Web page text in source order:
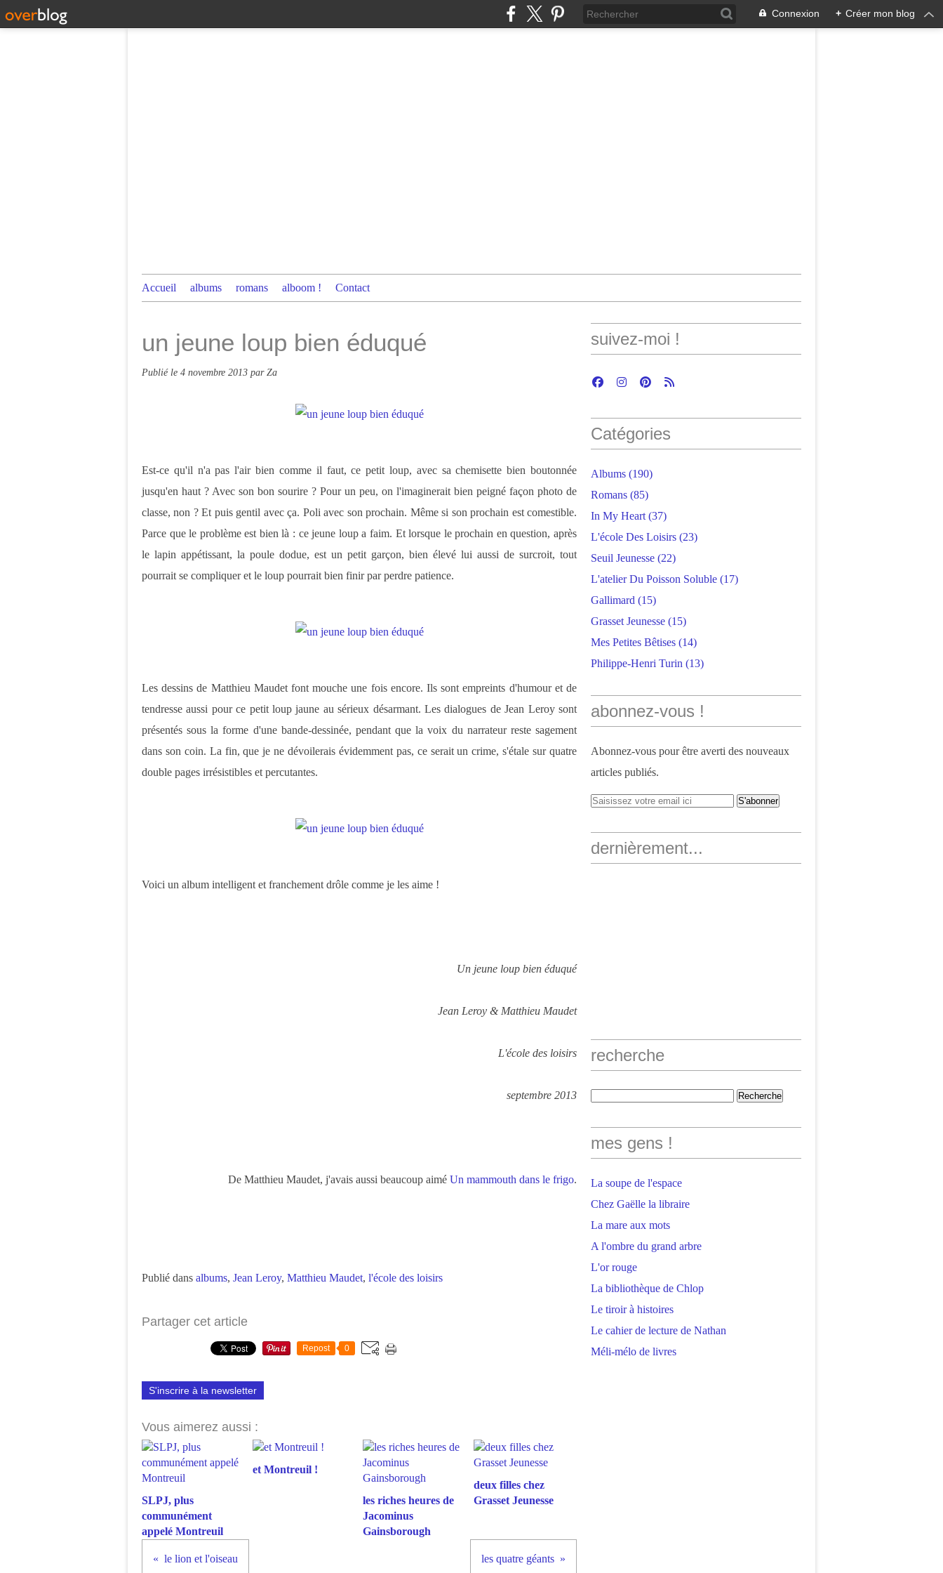
Connexion + Créer mon blog
Accueil albums romans alboom ! Contact
un jeune loup bien éduqué
Publié le 4 novembre 2013 par Za
Est-ce qu'il n'a pas l'air bien comme il faut, ce petit loup, avec sa chemisette bien boutonnée
jusqu'en haut ? Avec son bon sourire ? Pour un peu, on l'imaginerait bien peigné façon photo de
classe, non ? Et puis gentil avec ça. Poli avec son prochain. Même si son prochain est comestible.
Parce que le problème est bien là : ce jeune loup a faim. Et lorsque le prochain en question, après
le lapin appétissant, la poule dodue, est un petit garçon, bien élevé lui aussi de surcroit, tout
pourrait se compliquer et le loup pourrait bien finir par perdre patience.
Les dessins de Matthieu Maudet font mouche une fois encore. Ils sont empreints d'humour et de
tendresse aussi pour ce petit loup jaune au sérieux désarmant. Les dialogues de Jean Leroy sont
présentés sous la forme d'une bande-dessinée, pendant que la voix du narrateur reste sagement
dans son coin. La fin, que je ne dévoilerais évidemment pas, ce serait un crime, s'étale sur quatre
double pages irrésistibles et percutantes.
Voici un album intelligent et franchement drôle comme je les aime !
Un jeune loup bien éduqué
Jean Leroy & Matthieu Maudet
L'école des loisirs
septembre 2013
De Matthieu Maudet, j'avais aussi beaucoup aimé Un mammouth dans le frigo.
Publié dans albums, Jean Leroy, Matthieu Maudet, l'école des loisirs
Partager cet article
Repost 0
S'inscrire à la newsletter
Vous aimerez aussi :
SLPJ, plus
communément
appelé Montreuil
et Montreuil !
les riches heures de
Jacominus
Gainsborough
deux filles chez
Grasset Jeunesse
le lion et l'oiseau les quatre géants
suivez-moi !
Catégories
Albums (190)
Romans (85)
In My Heart (37)
L'école Des Loisirs (23)
Seuil Jeunesse (22)
L'atelier Du Poisson Soluble (17)
Gallimard (15)
Grasset Jeunesse (15)
Mes Petites Bêtises (14)
Philippe-Henri Turin (13)
abonnez-vous !
Abonnez-vous pour être averti des nouveaux
articles publiés.
dernièrement...
recherche
mes gens !
La soupe de l'espace
Chez Gaëlle la libraire
La mare aux mots
A l'ombre du grand arbre
L'or rouge
La bibliothèque de Chlop
Le tiroir à histoires
Le cahier de lecture de Nathan
Méli-mélo de livres